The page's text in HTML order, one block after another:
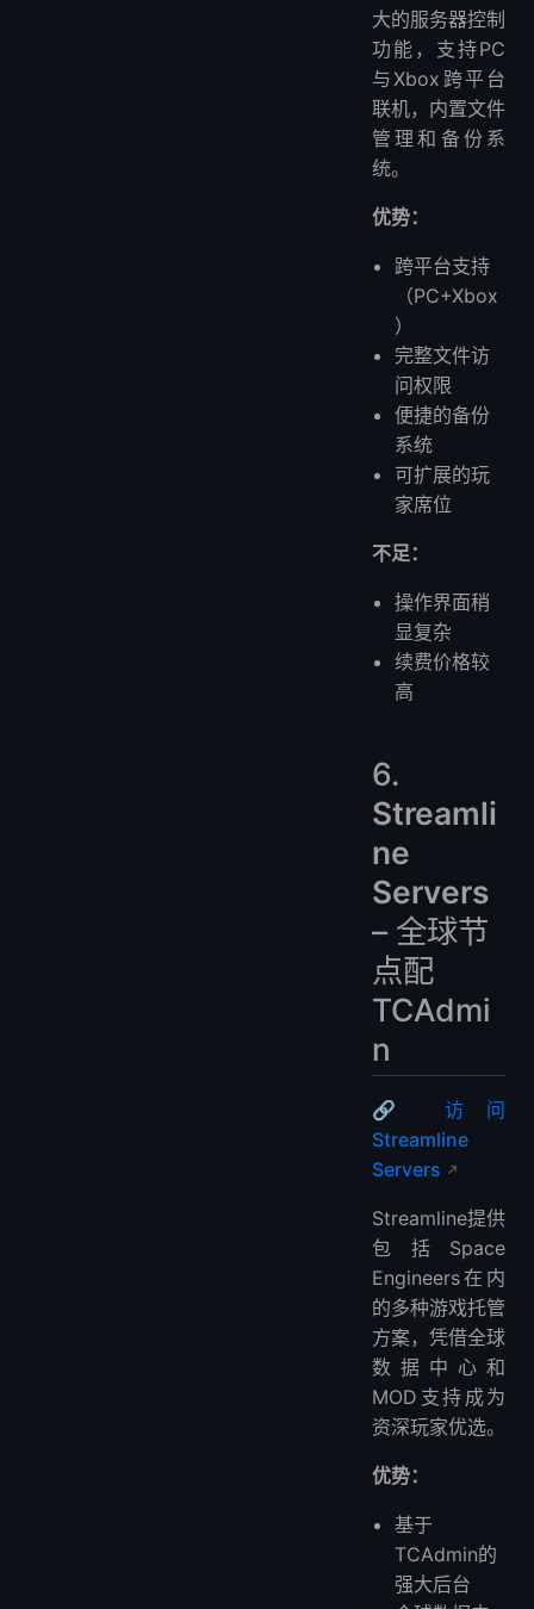
大的服务器控制
功能，支持PC
与Xbox跨平台
联机，内置文件
管理和备份系
统。
优势：
跨平台支持
（PC+Xbox
）
完整文件访
问权限
便捷的备份
系统
可扩展的玩
家席位
不足：
操作界面稍
显复杂
续费价格较
高
6.
Streamli
ne
Servers
– 全球节
点配
TCAdmi
n
🔗 访问
Streamline
Servers
Streamline提供
包括Space
Engineers在内
的多种游戏托管
方案，凭借全球
数据中心和
MOD支持成为
资深玩家优选。
优势：
基于
TCAdmin的
强大后台